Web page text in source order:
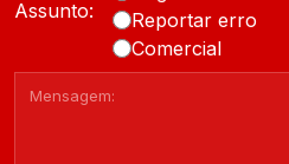
Assunto:
Reportar erro
Comercial